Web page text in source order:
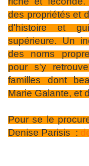
des propriétés et
d'histoire et
supérieure. Un
des noms
pour s'y
familles dont
Marie Galante, et
Pour se le
Denise Parisis :